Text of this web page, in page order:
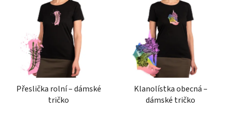
Přeslička rolní – dámské
tričko
Klanolístka obecná –
dámské tričko